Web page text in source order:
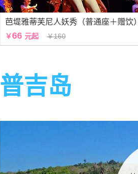
芭堤雅蒂芙尼人妖秀（普通座＋赠饮
￥66 元起 ￥160
普吉岛